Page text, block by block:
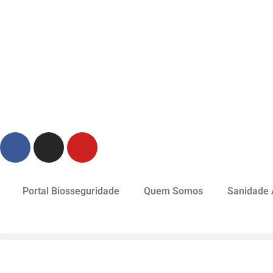
Portal Biosseguridade Quem Somos Sanidade